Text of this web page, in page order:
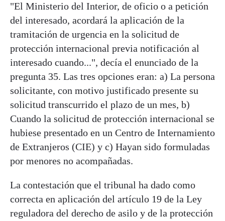
"El Ministerio del Interior, de oficio o a petición
del interesado, acordará la aplicación de la
tramitación de urgencia en la solicitud de
protección internacional previa notificación al
interesado cuando...", decía el enunciado de la
pregunta 35. Las tres opciones eran: a) La persona
solicitante, con motivo justificado presente su
solicitud transcurrido el plazo de un mes, b)
Cuando la solicitud de protección internacional se
hubiese presentado en un Centro de Internamiento
de Extranjeros (CIE) y c) Hayan sido formuladas
por menores no acompañadas.
La contestación que el tribunal ha dado como
correcta en aplicación del artículo 19 de la Ley
reguladora del derecho de asilo y de la protección